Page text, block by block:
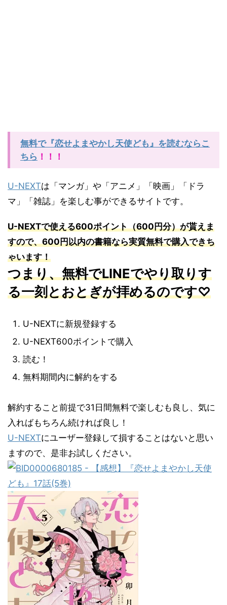
無料で『恋せよまやかし天使ども』を読むならこ
ちら ！！！
U-NEXTは「マンガ」や「アニメ」「映画」「ドラ
マ」「雑誌」を楽しむ事ができるサイトです。
U-NEXTで使える600ポイント（600円分）が貰えま
すので、600円以内の書籍なら実質無料で購入できち
ゃいます！
つまり、無料でLINEでやり取りす
る一刻とおとぎが拝めるのです♡
U-NEXTに新規登録する
U-NEXT600ポイントで購入
読む！
無料期間内に解約をする
解約すること前提で31日間無料で楽しむも良し、気に
入ればもちろん続ければ良し！
U-NEXTにユーザー登録して損することはないと思い
ますので、是非お試しください。